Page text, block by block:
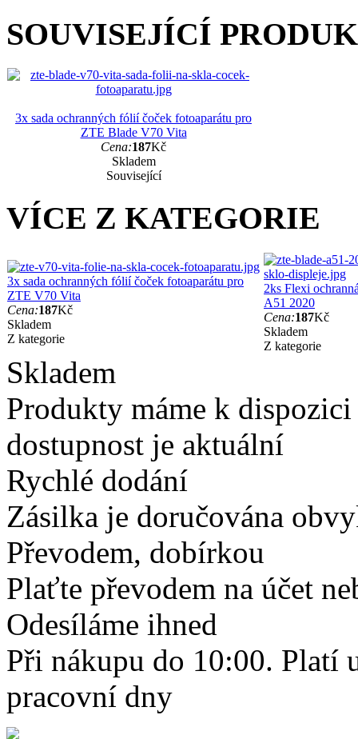
SOUVISEJÍCÍ
3x sada ochranných fólií čoček fotoaparátu pro
ZTE Blade V70 Vita
Cena:187Kč
Skladem
Související
VÍCE Z KATEGORIE
3x sada ochranných fólií čoček fotoaparátu pro
ZTE V70 Vita
Cena:187Kč
Skladem
Z kategorie
2ks Flexi
A51 2020
Cena:187Kč
Skladem
Z kategorie
Skladem
Produkty máme k
dostupnost je aktuální
Rychlé dodání
Zásilka je doručována
Převodem, dobírkou
Plaťte převodem na účet
Odesíláme ihned
Při nákupu do 10:00. Platí
pracovní dny